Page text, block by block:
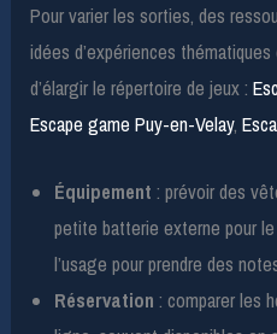
Pour varier les sorties, des
idées d’expériences
d’élargir le répertoire de jeux :
Escape game Puy-en-Velay,
Équipement : prévoir des
petite batterie externe pour
l’usage pour prendre des
Réservation : comparer les